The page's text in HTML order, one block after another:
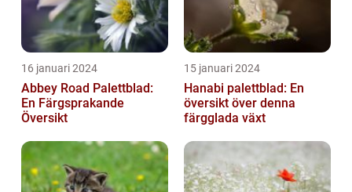
16 januari 2024
Abbey Road Palettblad:
En Färgsprakande
Översikt
15 januari 2024
Hanabi palettblad: En
översikt över denna
färgglada växt